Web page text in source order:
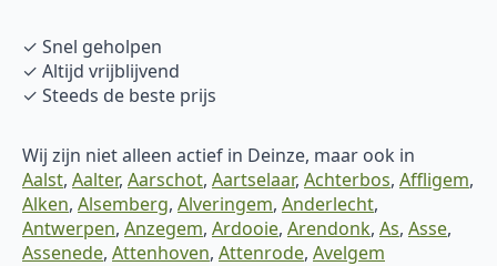
✓ Snel geholpen
✓ Altijd vrijblijvend
✓ Steeds de beste prijs
Wij zijn niet alleen actief in Deinze, maar ook in
Aalst, Aalter, Aarschot, Aartselaar, Achterbos, Affligem,
Alken, Alsemberg, Alveringem, Anderlecht,
Antwerpen, Anzegem, Ardooie, Arendonk, As, Asse,
Assenede, Attenhoven, Attenrode, Avelgem